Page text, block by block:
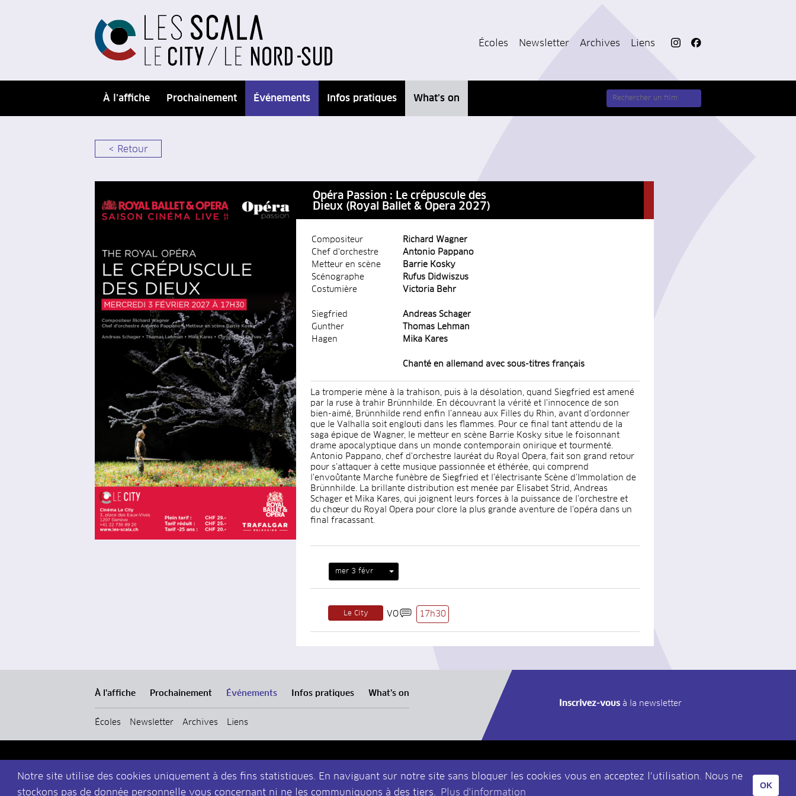
Notre site utilise des cookies uniquement à des fins statistiques. En naviguant sur notre site sans bloquer les cookies vous en acceptez l’utilisation. Nous ne
stockons pas de donnée personnelle vous concernant ni ne les communiquons à des tiers.
Plus d'information
OK
Écoles Newsletter Archives Liens
À l’affiche Prochainement Événements Infos pratiques What’s on
< Retour
Opéra Passion : Le crépuscule des
Dieux (Royal Ballet & Opera 2027)
Compositeur
Richard Wagner
Chef d'orchestre
Antonio Pappano
Metteur en scène
Barrie Kosky
Scénographe
Rufus Didwiszus
Costumière
Victoria Behr
Siegfried
Andreas Schager
Gunther
Thomas Lehman
Hagen
Mika Kares
Chanté en allemand avec sous-titres français
La tromperie mène à la trahison, puis à la désolation, quand Siegfried est amené
par la ruse à trahir Brünnhilde. En découvrant la vérité et l’innocence de son
bien-aimé, Brünnhilde rend enfin l’anneau aux Filles du Rhin, avant d’ordonner
que le Valhalla soit englouti dans les flammes. Pour ce final tant attendu de la
saga épique de Wagner, le metteur en scène Barrie Kosky situe le foisonnant
drame apocalyptique dans un monde contemporain onirique et tourmenté.
Antonio Pappano, chef d'orchestre lauréat du Royal Opera, fait son grand retour
pour s’attaquer à cette musique passionnée et éthérée, qui comprend
l’envoûtante Marche funèbre de Siegfried et l’électrisante Scène d’Immolation de
Brünnhilde. La brillante distribution est menée par Elisabet Strid, Andreas
Schager et Mika Kares, qui joignent leurs forces à la puissance de l’orchestre et
du chœur du Royal Opera pour clore la plus grande aventure de l’opéra dans un
final fracassant.
mer 3 févr
Le City VO 17h30
Inscrivez-vous à la newsletter
À l’affiche Prochainement Événements Infos pratiques What’s on
Écoles Newsletter Archives Liens